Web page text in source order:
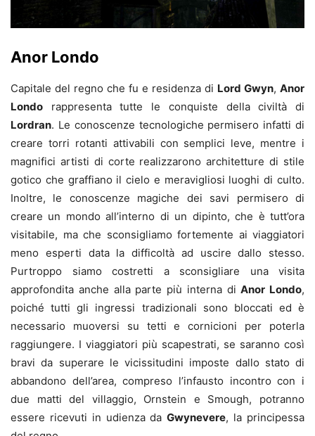
Anor Londo
Capitale del regno che fu e residenza di Lord Gwyn, Anor
Londo rappresenta tutte le conquiste della civiltà di
Lordran. Le conoscenze tecnologiche permisero infatti di
creare torri rotanti attivabili con semplici leve, mentre i
magnifici artisti di corte realizzarono architetture di stile
gotico che graffiano il cielo e meravigliosi luoghi di culto.
Inoltre, le conoscenze magiche dei savi permisero di
creare un mondo all’interno di un dipinto, che è tutt’ora
visitabile, ma che sconsigliamo fortemente ai viaggiatori
meno esperti data la difficoltà ad uscire dallo stesso.
Purtroppo siamo costretti a sconsigliare una visita
approfondita anche alla parte più interna diAnor Londo,
poiché tutti gli ingressi tradizionali sono bloccati ed è
necessario muoversi su tetti e cornicioni per poterla
raggiungere. I viaggiatori più scapestrati, se saranno così
bravi da superare le vicissitudini imposte dallo stato di
abbandono dell’area, compreso l’infausto incontro con i
due matti del villaggio, Ornstein e Smough, potranno
essere ricevuti in udienza daGwynevere, la principessa